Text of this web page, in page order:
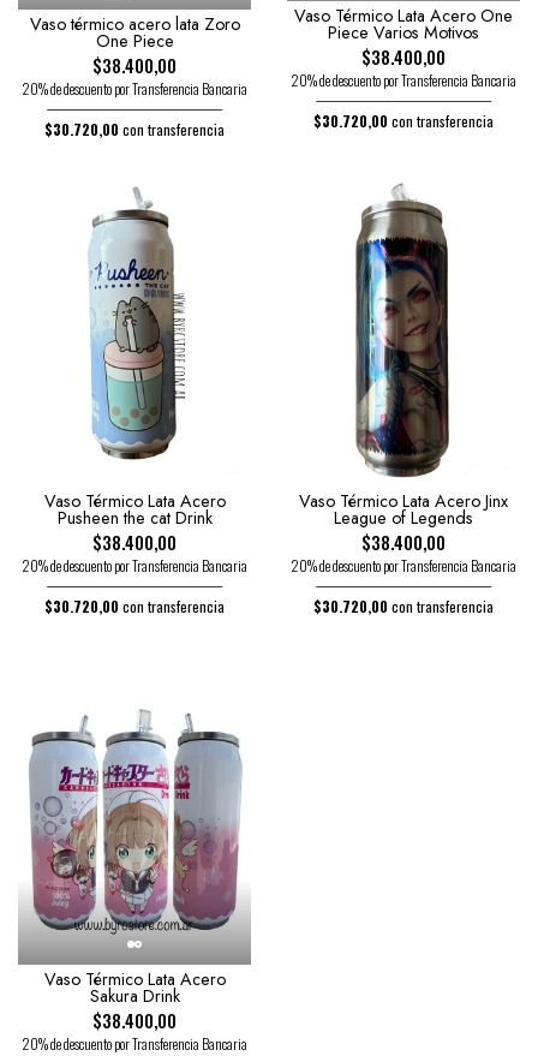
Vaso térmico acero lata Zoro
One Piece
$38.400,00
20% de descuento por Transferencia Bancaria
$30.720,00 con transferencia
Vaso Térmico Lata Acero One
Piece Varios Motivos
$38.400,00
20% de descuento por Transferencia Bancaria
$30.720,00 con transferencia
Vaso Térmico Lata Acero
Pusheen the cat Drink
$38.400,00
20% de descuento por Transferencia Bancaria
$30.720,00 con transferencia
Vaso Térmico Lata Acero Jinx
League of Legends
$38.400,00
20% de descuento por Transferencia Bancaria
$30.720,00 con transferencia
Vaso Térmico Lata Acero
Sakura Drink
$38.400,00
20% de descuento por Transferencia Bancaria